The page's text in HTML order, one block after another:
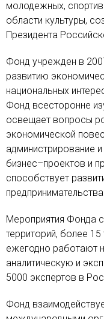
молодежных,
области культуры,
Президента
Фонд учрежден в
развитию
национальных
Фонд всесторонне
освещает вопросы
экономической
администрирование
бизнес–проектов и
способствует
Мероприятия Фонда
территорий, более
ежегодно работают
аналитическую и
5000 экспертов в
Фонд